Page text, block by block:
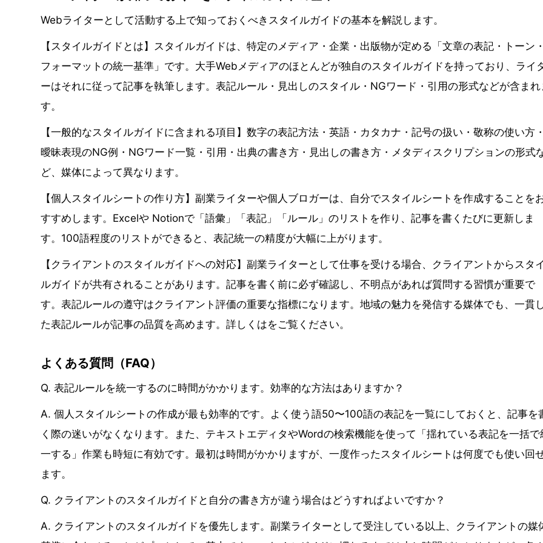
Webライターとして活動する上で知っておくべきスタイルガイドの基本を解説します。
【スタイルガイドとは】スタイルガイドは、特定のメディア・企業・出版物が定める「文章の表記・トーン・
フォーマットの統一基準」です。大手Webメディアのほとんどが独自のスタイルガイドを持っており、ライ
ーはそれに従って記事を執筆します。表記ルール・見出しのスタイル・NGワード・引用の形式などが含まれ
す。
【一般的なスタイルガイドに含まれる項目】数字の表記方法・英語・カタカナ・記号の扱い・敬称の使い方・
曖昧表現のNG例・NGワード一覧・引用・出典の書き方・見出しの書き方・メタディスクリプションの形式
ど、媒体によって異なります。
【個人スタイルシートの作り方】副業ライターや個人ブロガーは、自分でスタイルシートを作成することを
すすめします。Excelや Notionで「語彙」「表記」「ルール」のリストを作り、記事を書くたびに更新しま
す。100語程度のリストができると、表記統一の精度が大幅に上がります。
【クライアントのスタイルガイドへの対応】副業ライターとして仕事を受ける場合、クライアントからスタイ
ルガイドが共有されることがあります。記事を書く前に必ず確認し、不明点があれば質問する習慣が重要で
す。表記ルールの遵守はクライアント評価の重要な指標になります。地域の魅力を発信する媒体でも、一貫
た表記ルールが記事の品質を高めます。詳しくはをご覧ください。
よくある質問（FAQ）
Q. 表記ルールを統一するのに時間がかかります。効率的な方法はありますか？
A. 個人スタイルシートの作成が最も効率的です。よく使う語50〜100語の表記を一覧にしておくと、記事を
く際の迷いがなくなります。また、テキストエディタやWordの検索機能を使って「揺れている表記を一括で
一する」作業も時短に有効です。最初は時間がかかりますが、一度作ったスタイルシートは何度でも使い回
ます。
Q. クライアントのスタイルガイドと自分の書き方が違う場合はどうすればよいですか？
A. クライアントのスタイルガイドを優先します。副業ライターとして受注している以上、クライアントの媒